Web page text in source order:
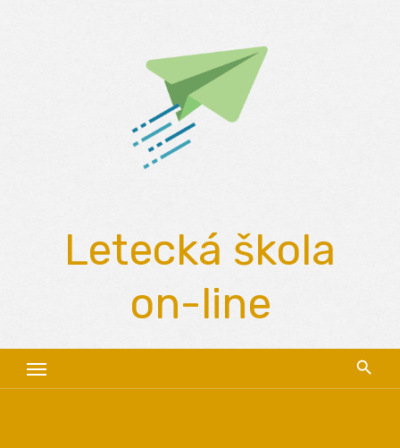
Letecká škola
on-line